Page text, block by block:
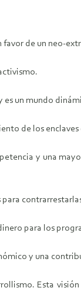
de un neo-
es un mundo
de los
y una
para los
y una
Esta